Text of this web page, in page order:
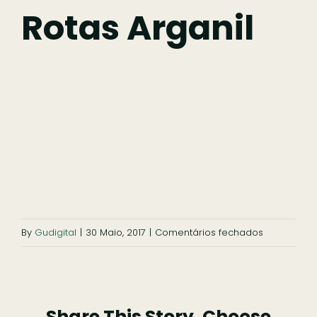
Rotas Arganil
By Gudigital | 30 Maio, 2017 | Comentários fechados